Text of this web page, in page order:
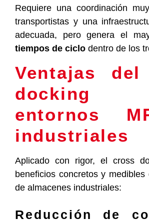
Requiere una coordinación
transportistas y una
adecuada, pero genera el
tiempos de ciclo dentro de los
Ventajas
entornos
industriales
Aplicado con rigor, el cross
beneficios concretos y
de almacenes industriales:
Reducción de